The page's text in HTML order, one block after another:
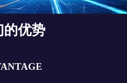
的优势